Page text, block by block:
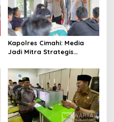
Kapolres Cimahi: Media
Jadi Mitra Strategis
Publik